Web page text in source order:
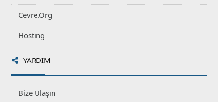
Cevre.Org
Hosting
YARDIM
Bize Ulaşın